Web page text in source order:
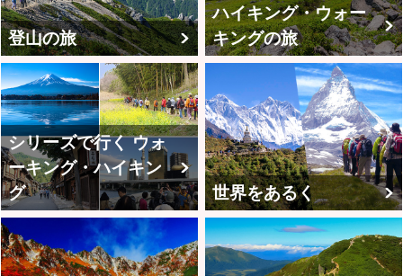
登山の旅
ハイキング・ウォー
キングの旅
シリーズで行く ウォ
ーキング・ハイキン
グ
世界をあるく